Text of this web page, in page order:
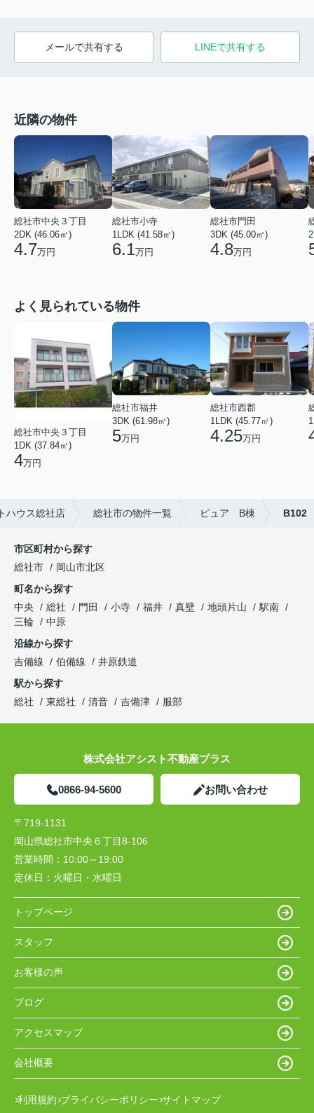
メールで共有する LINEで共有する
近隣の物件
総社市中央３丁目
2DK (46.06㎡)
4.7万円
総社市小寺
1LDK (41.58㎡)
6.1万円
総社市門田
3DK (45.00㎡)
4.8万円
よく見られている物件
総社市中央３丁目
1DK (37.84㎡)
4万円
総社市福井
3DK (61.98㎡)
5万円
総社市西郡
1LDK (45.77㎡)
4.25万円
ハウス総社店 総社市の物件一覧 ピュア B棟 B102
市区町村から探す
総社市
岡山市北区
町名から探す
中央
総社 門田 小寺 福井 真壁 地頭片山
駅南
三輪
中原
沿線から探す
吉備線
伯備線
井原鉄道
駅から探す
総社
東総社 清音 吉備津 服部
株式会社アシスト不動産プラス
0866-94-5600 お問い合わせ
〒719-1131
岡山県総社市中央６丁目8-106
営業時間： 10:00～19:00
定休日： 火曜日・水曜日
トップページ
スタッフ
お客様の声
ブログ
アクセスマップ
会社概要
利用規約 プライバシーポリシー サイトマップ